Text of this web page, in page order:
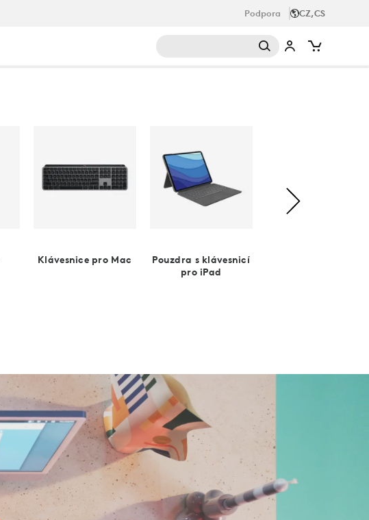
Podpora CZ,CS
Klávesnice pro Mac
Pouzdra s klávesnicí
pro iPad